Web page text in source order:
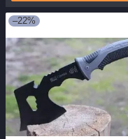
–22%